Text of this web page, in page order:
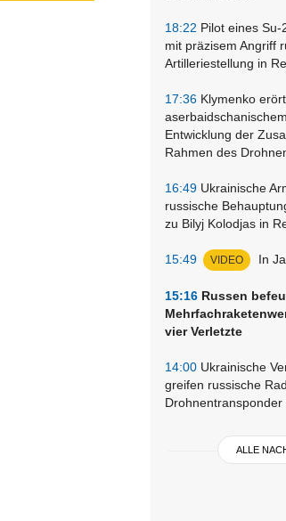
18:22 Pilot eines
mit präzisem Angriff
Artilleriestellung in
17:36 Klymenko
Entwicklung der
Rahmen des
16:49 Ukrainische
russische
zu Bilyj Kolodjas in
15:49 VIDEO In
15:16 Russen
vier Verletzte
14:00 Ukrainische
greifen russische
ALLE